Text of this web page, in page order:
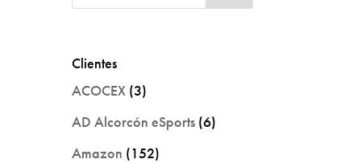
Clientes
ACOCEX (3)
AD Alcorcón eSports (6)
Amazon (152)